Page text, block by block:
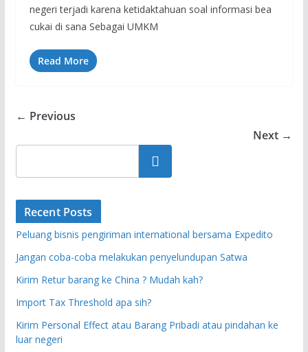
negeri terjadi karena ketidaktahuan soal informasi bea
cukai di sana Sebagai UMKM
Read More
← Previous
Next →
Search
Recent Posts
Peluang bisnis pengiriman international bersama Expedito
Jangan coba-coba melakukan penyelundupan Satwa
Kirim Retur barang ke China ? Mudah kah?
Import Tax Threshold apa sih?
Kirim Personal Effect atau Barang Pribadi atau pindahan ke
luar negeri